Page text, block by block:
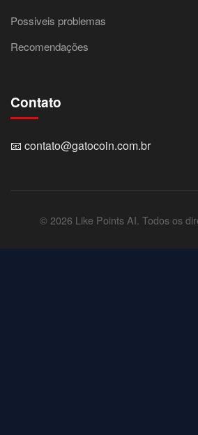
Possiveis problemas
Recomendações
Contato
📧 contato@gatocoin.com.br
© 2026 Like Points AI. Todos os